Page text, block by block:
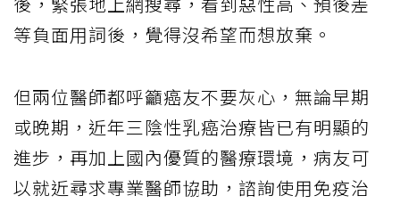
等負面用詞後，覺得沒希望而想放棄。
但兩位醫師都呼籲癌友不要灰心，無論早期
或晚期，近年三陰性乳癌治療皆已有明顯的
進步，再加上國內優質的醫療環境，病友可
以就近尋求專業醫師協助，諮詢使用免疫治